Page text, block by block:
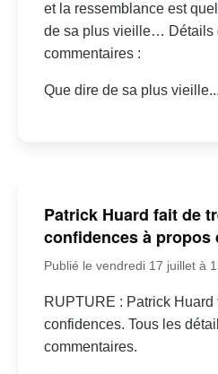
et la ressemblance est
de sa plus vieille… Détails
commentaires :
Que dire de sa plus
Patrick Huard fait de
confidences à propos
Publié le vendredi 17 juillet à
RUPTURE : Patrick Huard
confidences. Tous les
commentaires.